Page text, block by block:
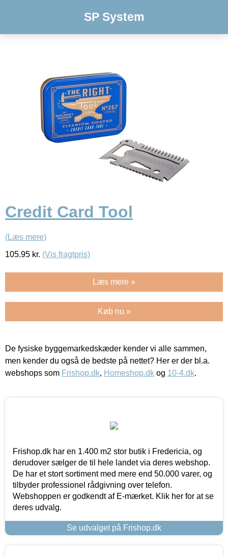
SP System
Credit Card Tool
(Læs mere)
105.95 kr. (Vis fragtpris)
Læs mere »
Køb nu »
De fysiske byggemarkedskæder kender vi alle sammen,
men kender du også de bedste på nettet? Her er der bl.a.
webshops som Frishop.dk, Homeshop.dk og 10-4.dk.
Frishop.dk har en 1.400 m2 stor butik i Fredericia, og
derudover sælger de til hele landet via deres webshop.
De har et stort sortiment med mere end 50.000 varer, og
tilbyder professionel rådgivning over telefon.
Webshoppen er godkendt af E-mærket. Klik her for at se
deres udvalg.
Se udvalget på Frishop.dk